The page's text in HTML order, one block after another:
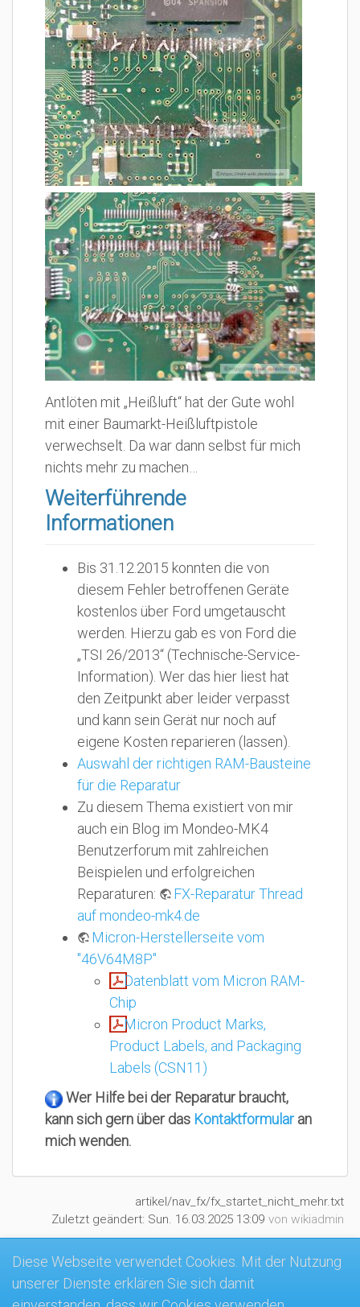
Antlöten mit „Heißluft“ hat der Gute wohl
mit einer Baumarkt-Heißluftpistole
verwechselt. Da war dann selbst für mich
nichts mehr zu machen…
Weiterführende
Informationen
Bis 31.12.2015 konnten die von
diesem Fehler betroffenen Geräte
kostenlos über Ford umgetauscht
werden. Hierzu gab es von Ford die
„TSI 26/2013“ (Technische-Service-
Information). Wer das hier liest hat
den Zeitpunkt aber leider verpasst
und kann sein Gerät nur noch auf
eigene Kosten reparieren (lassen).
Auswahl der richtigen RAM-Bausteine
für die Reparatur
Zu diesem Thema existiert von mir
auch ein Blog im Mondeo-MK4
Benutzerforum mit zahlreichen
Beispielen und erfolgreichen
Reparaturen:
FX-Reparatur Thread
auf mondeo-mk4.de
Micron-Herstellerseite vom
"46V64M8P"
Datenblatt vom Micron RAM-
Chip
Micron Product Marks,
Product Labels, and Packaging
Labels (CSN11)
Wer Hilfe bei der Reparatur braucht,
kann sich gern über das Kontaktformular an
mich wenden.
artikel/nav_fx/fx_startet_nicht_mehr.txt
Zuletzt geändert: Sun. 16.03.2025 13:09 von wikiadmin
MK4-Wiki
Diese Webseite verwendet Cookies. Mit der Nutzung
unserer Dienste erklären Sie sich damit